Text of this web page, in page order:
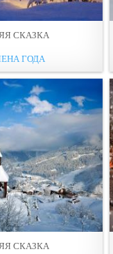
СКАЗКА
ГОДА
СКАЗКА